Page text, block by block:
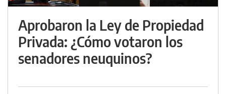
Aprobaron la Ley de Propiedad
Privada: ¿Cómo votaron los
senadores neuquinos?